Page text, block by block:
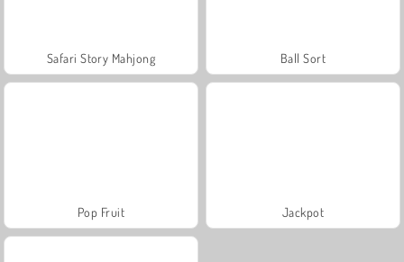
Safari Story Mahjong Ball Sort
Pop Fruit Jackpot